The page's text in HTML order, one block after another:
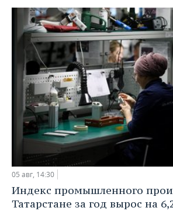
05 авг, 14:30
Индекс промышленного
Татарстане за год вырос на